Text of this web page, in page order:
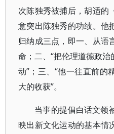
次陈独秀被捕后，胡适的
意突出陈独秀的功绩。他
归纳成三点，即一、从语
命；二、“把伦理道德政
动”；三、“他一往直前的
大的收获”。
当事的提倡白话文领
映出新文化运动的基本情